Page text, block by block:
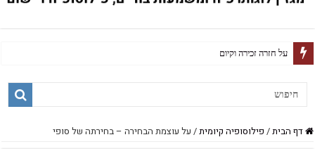
על חזרה זכירה וקיום
דף הבית/ פילוסופיה קיומית/ על עוצמת הבחירה – בחירתה של סופי